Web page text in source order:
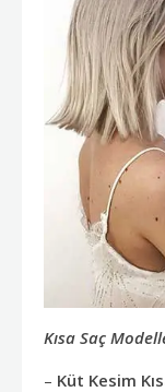
Kısa Saç
– Küt Kesim